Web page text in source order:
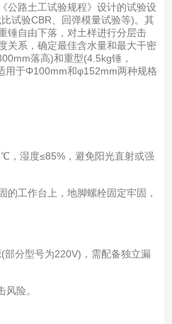
公路土工试验规程》设计的试验设
试验CBR、回弹模量试验等)。其
锤自由下落，对土样进行分层击
关系，确定最佳含水量和最大干密
落高)和重型(4.5kg锤，
用于Φ100mm和φ152mm两种规格
湿度≤85%，避免阳光直射或强
工作台上，地脚螺栓固定牢固，
分型号为220V)，需配备独立漏
险。